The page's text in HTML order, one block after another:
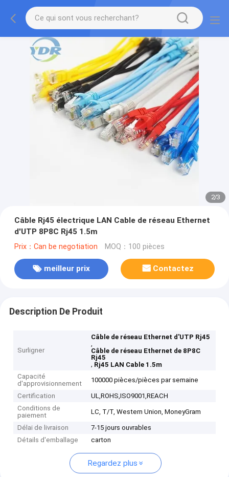
2/3
Câble Rj45 électrique LAN Cable de réseau Ethernet
d'UTP 8P8C Rj45 1.5m
Prix：Can be negotiation MOQ：100 pièces
meilleur prix Contactez
Description De Produit
Surligner
Câble de réseau Ethernet d'UTP Rj45
,
Câble de réseau Ethernet de 8P8C
Rj45
, Rj45 LAN Cable 1.5m
Capacité
d'approvisionnement
100000 pièces/pièces par semaine
Certification
UL,ROHS,ISO9001,REACH
Conditions de
paiement
LC, T/T, Western Union, MoneyGram
Délai de livraison
7-15 jours ouvrables
Détails d'emballage
carton
Regardez plus